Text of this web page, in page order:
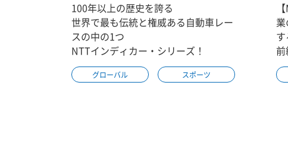
100年以上の歴史を誇る
世界で最も伝統と権威ある自動車レー
スの中の1つ
NTTインディカー・シリーズ！
グローバル スポーツ